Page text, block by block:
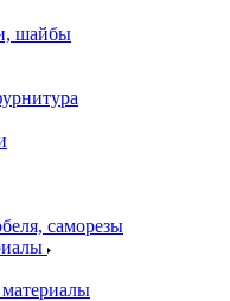
шайбы
саморезы